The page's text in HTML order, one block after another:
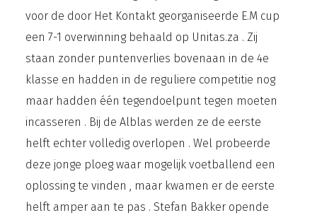
voor de door Het Kontakt georganiseerde E.M cup
een 7-1 overwinning behaald op Unitas.za . Zij
staan zonder puntenverlies bovenaan in de 4e
klasse en hadden in de reguliere competitie nog
maar hadden één tegendoelpunt tegen moeten
incasseren . Bij de Alblas werden ze de eerste
helft echter volledig overlopen . Wel probeerde
deze jonge ploeg waar mogelijk voetballend een
oplossing te vinden , maar kwamen er de eerste
helft amper aan te pas . Stefan Bakker opende